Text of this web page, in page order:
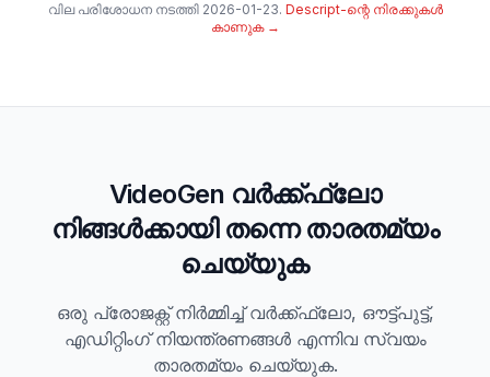
വില പരിശോധന നടത്തി 2026-01-23. Descript-ന്റെ നിരക്കുകൾ
കാണുക →
VideoGen വർക്ക്ഫ്ലോ
നിങ്ങൾക്കായി തന്നെ താരതമ്യം
ചെയ്യുക
ഒരു പ്രോജക്റ്റ് നിർമ്മിച്ച് വർക്ക്ഫ്ലോ, ഔട്ട്‌പുട്ട്,
എഡിറ്റിംഗ് നിയന്ത്രണങ്ങൾ എന്നിവ സ്വയം
താരതമ്യം ചെയ്യുക.